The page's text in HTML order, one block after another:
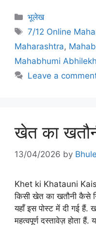
Categories
भूलेख
Tags
7/12 Online
Maharashtra,
Mahabhumi Abhilekh
Leave a
खेत का
13/04/2026 by
Khet ki Khatauni
किसी खेत का खतौनी कैसे
यहाँ इस पोस्ट में दी गई हैं.
महत्वपूर्ण दस्तावेज़ होता हैं.